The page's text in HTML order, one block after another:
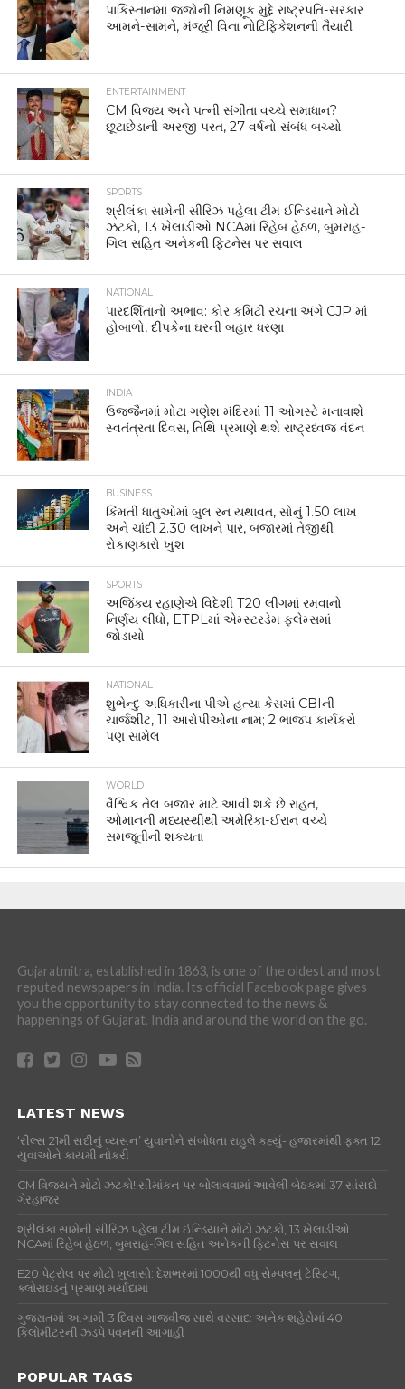
પાકિસ્તાનમાં જજોની નિમણૂક મુદ્દે રાષ્ટ્રપતિ-સરકાર
આમને-સામને, મંજૂરી વિના નોટિફિકેશનની તૈયારી
ENTERTAINMENT
CM વિજય અને પત્ની સંગીતા વચ્ચે સમાધાન?
છૂટાછેડાની અરજી પરત, 27 વર્ષનો સંબંધ બચ્યો
SPORTS
શ્રીલંકા સામેની સીરિઝ પહેલા ટીમ ઈન્ડિયાને મોટો
ઝટકો, 13 ખેલાડીઓ NCAમાં રિહેબ હેઠળ, બુમરાહ-
ગિલ સહિત અનેકની ફિટનેસ પર સવાલ
NATIONAL
પારદર્શિતાનો અભાવ: કોર કમિટી રચના અંગે CJP માં
હોબાળો, દીપકેના ઘરની બહાર ધરણા
INDIA
ઉજ્જૈનમાં મોટા ગણેશ મંદિરમાં 11 ઓગસ્ટે મનાવાશે
સ્વતંત્રતા દિવસ, તિથિ પ્રમાણે થશે રાષ્ટ્રધ્વજ વંદન
BUSINESS
કિંમતી ધાતુઓમાં બુલ રન યથાવત, સોનું 1.50 લાખ
અને ચાંદી 2.30 લાખને પાર, બજારમાં તેજીથી
રોકાણકારો ખુશ
SPORTS
અજિંક્ય રહાણેએ વિદેશી T20 લીગમાં રમવાનો
નિર્ણય લીધો, ETPLમાં એમ્સ્ટરડેમ ફ્લેમ્સમાં
જોડાયો
NATIONAL
શુભેન્દુ અધિકારીના પીએ હત્યા કેસમાં CBIની
ચાર્જશીટ, 11 આરોપીઓના નામ; 2 ભાજપ કાર્યકરો
પણ સામેલ
WORLD
વૈશ્વિક તેલ બજાર માટે આવી શકે છે રાહત,
ઓમાનની મધ્યસ્થીથી અમેરિકા-ઈરાન વચ્ચે
સમજૂતીની શક્યતા
Gujaratmitra, established in 1863, is one of the oldest and most
reputed newspapers in India. Its official Facebook page gives
you the opportunity to stay connected to the news &
happenings of Gujarat, India and around the world on the go.
LATEST NEWS
‘રીલ્સ 21મી સદીનું વ્યસન’ યુવાનોને સંબોધતા રાહુલે કહ્યું- હજારમાંથી ફક્ત 12
યુવાઓને કાયમી નોકરી
CM વિજયને મોટો ઝટકો! સીમાંકન પર બોલાવવામાં આવેલી બેઠકમાં 37 સાંસદો
ગેરહાજર
શ્રીલંકા સામેની સીરિઝ પહેલા ટીમ ઈન્ડિયાને મોટો ઝટકો, 13 ખેલાડીઓ
NCAમાં રિહેબ હેઠળ, બુમરાહ-ગિલ સહિત અનેકની ફિટનેસ પર સવાલ
E20 પેટ્રોલ પર મોટો ખુલાસો: દેશભરમાં 1000થી વધુ સેમ્પલનું ટેસ્ટિંગ,
ક્લોરાઇડનું પ્રમાણ મર્યાદામાં
ગુજરાતમાં આગામી 3 દિવસ ગાજવીજ સાથે વરસાદ: અનેક શહેરોમાં 40
કિલોમીટરની ઝડપે પવનની આગાહી
POPULAR TAGS